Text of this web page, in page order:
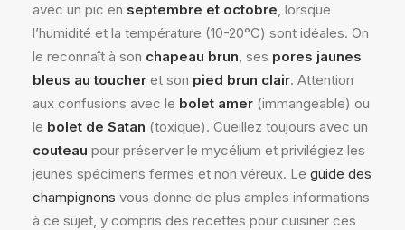
avec un pic en septembre et octobre, lorsque
l’humidité et la température (10-20°C) sont idéales. On
le reconnaît à son chapeau brun, ses pores jaunes
bleus au toucher et son pied brun clair. Attention
aux confusions avec le bolet amer (immangeable) ou
le bolet de Satan (toxique). Cueillez toujours avec un
couteau pour préserver le mycélium et privilégiez les
jeunes spécimens fermes et non véreux. Le guide des
champignons vous donne de plus amples informations
à ce sujet, y compris des recettes pour cuisiner ces